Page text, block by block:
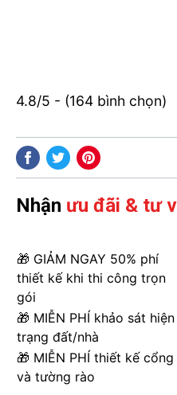
4.8/5 - (164 bình chọn)
Nhận ưu đãi & tư
🎁 GIẢM NGAY 50% phí
thiết kế khi thi công trọn
gói
🎁 MIỄN PHÍ khảo sát hiện
trạng đất/nhà
🎁 MIỄN PHÍ thiết kế cổng
và tường rào